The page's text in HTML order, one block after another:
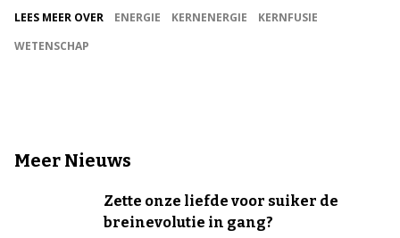
LEES MEER OVER ENERGIE KERNENERGIE
KERNFUSIE
WETENSCHAP
Meer Nieuws
Zette onze liefde voor suiker de
breinevolutie in gang?